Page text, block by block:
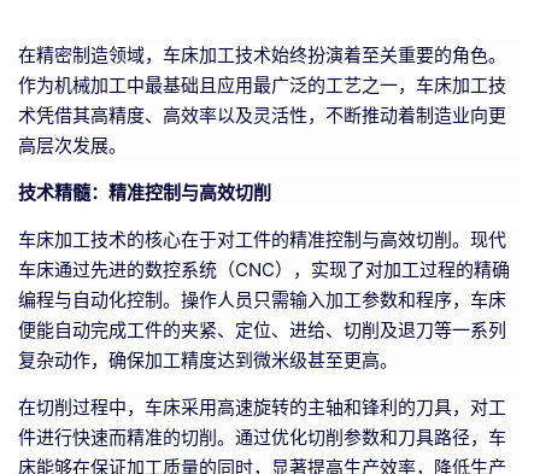
在精密制造领域，车床加工技术始终扮演着至关重要的角色。
作为机械加工中最基础且应用最广泛的工艺之一，车床加工技
术凭借其高精度、高效率以及灵活性，不断推动着制造业向更
高层次发展。
技术精髓：精准控制与高效切削
车床加工技术的核心在于对工件的精准控制与高效切削。现代
车床通过先进的数控系统（CNC），实现了对加工过程的精确
编程与自动化控制。操作人员只需输入加工参数和程序，车床
便能自动完成工件的夹紧、定位、进给、切削及退刀等一系列
复杂动作，确保加工精度达到微米级甚至更高。
在切削过程中，车床采用高速旋转的主轴和锋利的刀具，对工
件进行快速而精准的切削。通过优化切削参数和刀具路径，车
床能够在保证加工质量的同时，显著提高生产效率，降低生产